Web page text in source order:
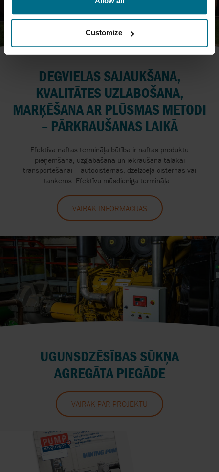
Customize
DEGVIELAS SAJAUKŠANA,
KVALITĀTES UZLABOŠANA,
MARĶĒŠANA AR PLŪSMAS METODI
– PĀRKRAUŠANAS LAIKĀ
Efektīva naftas termināļa būtība ir naftas produktu
pieņemšana, uzglabāšana un iekraušana tālākai
transportēšanai – autocisternās, dzelzceļa cisternās vai
tankeros. Efektīvu mūsdienīga termināļa...
VAIRĀK INFORMĀCIJAS
UGUNSDZĒSĪBAS SŪKŅA
AGREGĀTA PIEGĀDE
VAIRĀK PAR PROJEKTU